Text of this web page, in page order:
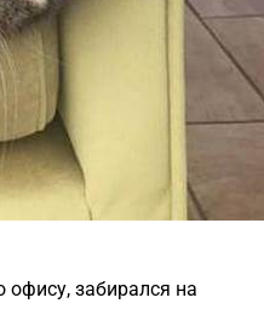
офису, забирался на